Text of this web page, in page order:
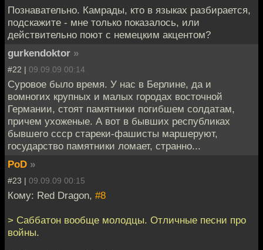
Познавательно. Камрады, кто в языках разбирается,
подскажите - мне только показалось, или
действительно поют с немецким акцентом?
gurkendoktor »
#22 | 09.09.09 00:14
Суровое было время. У нас в Берлине, да и
вомногих крупных и малых городах восточной
Германии, стоят памятники погибшем солдатам,
причем ухоженые. А вот в бывших республиках
бывшего ссср стареки-фашисты маршеруют,
государство памятники ломает, странно...
PoD »
#23 | 09.09.09 00:15
Кому: Red Dragon, #8
> Саббатон вообще молодцы. Отличные песни про
войны.